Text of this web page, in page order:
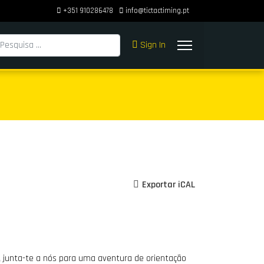
+351 910286478 info@tictactiming.pt
Sign In
Exportar iCAL
junta-te a nós para uma aventura de orientação